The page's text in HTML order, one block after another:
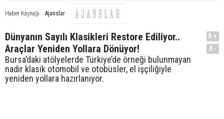
Haber Kaynağı Ajanslar
Dünyanın Sayılı Klasikleri Restore Ediliyor..
Araçlar Yeniden Yollara Dönüyor!
Bursa’daki atölyelerde Türkiye’de örneği bulunmayan
nadir klasik otomobil ve otobüsler, el işçiliğiyle
yeniden yollara hazırlanıyor.
A+
A-